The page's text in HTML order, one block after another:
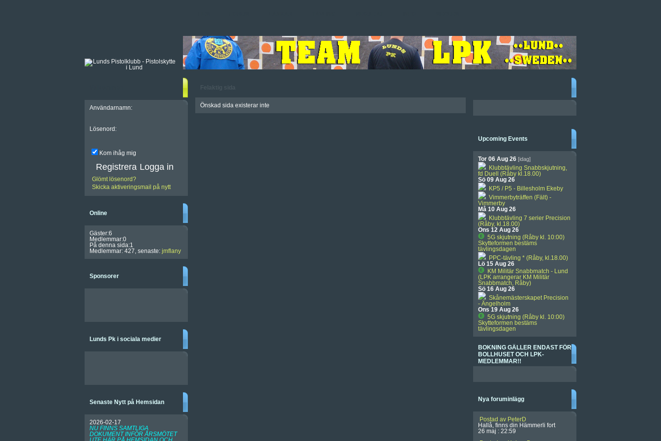
Användarnamn:
Lösenord:
Kom ihåg mig
Registrera
Glömt lösenord?
Skicka aktiveringsmail på nytt
Online
Gäster:6
Medlemmar:0
På denna sida:1
Medlemmar: 427, senaste: jmflany
Sponsorer
Lunds Pk i sociala medier
Senaste Nytt på Hemsidan
2026-02-17
NU FINNS SAMTLIGA
DOKUMENT INFÖR ÅRSMÖTET
Önskad sida existerar inte
Upcoming Events
Tor 06 Aug 26 [idag]
Klubbtävling Snabbskjutning,
fd Duell (Råby kl.18.00)
Sö 09 Aug 26
KP5 / P5 - Billesholm Ekeby
Vimmerbyträffen (Fält) -
Vimmerby
Må 10 Aug 26
Klubbtävling 7 serier Precision
(Råby, kl.18.00)
Ons 12 Aug 26
5G skjutning (Råby kl. 10:00)
Skytteformen bestäms
tävlingsdagen
PPC-tävling * (Råby, kl.18.00)
Lö 15 Aug 26
KM Militär Snabbmatch - Lund
(LPK arrangerar KM Militär
Snabbmatch, Råby)
Sö 16 Aug 26
Skånemästerskapet Precision
- Ängelholm
Ons 19 Aug 26
5G skjutning (Råby kl. 10:00)
Skytteformen bestäms
tävlingsdagen
BOKNING GÄLLER ENDAST FÖR
BOLLHUSET OCH LPK-
MEDLEMMAR!!
Nya foruminlägg
Postad av PeterD
Hallå, finns din Hämmerli fort
26 maj : 22:59